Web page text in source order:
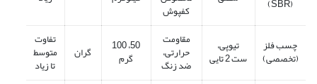
(SBR) کفپوش
چسب فلز
(تخصصی)
تیوپی،
ست 2 تایی
مقاومت
حرارتی،
ضد زنگ
50، 100
گرم گران
تفاوت
متوسط
تا زیاد